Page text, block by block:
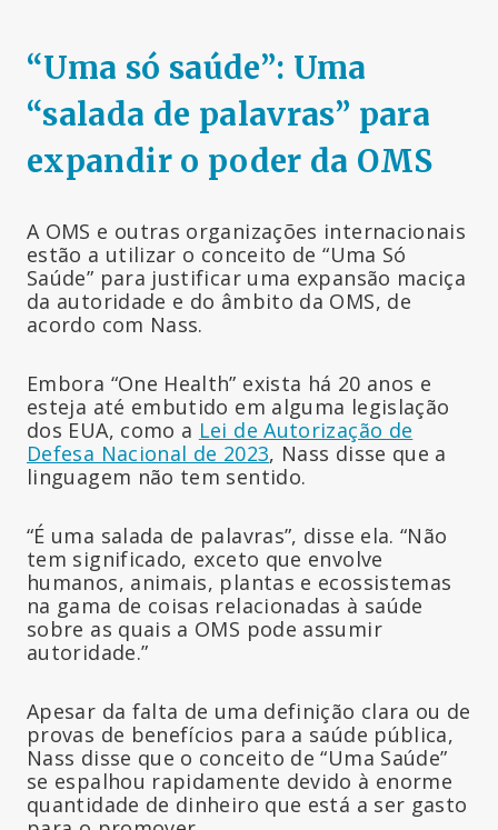
“Uma só saúde”: Uma
“salada de palavras” para
expandir o poder da OMS
A OMS e outras organizações internacionais
estão a utilizar o conceito de “Uma Só
Saúde” para justificar uma expansão maciça
da autoridade e do âmbito da OMS, de
acordo com Nass.
Embora “One Health” exista há 20 anos e
esteja até embutido em alguma legislação
dos EUA, como a Lei de Autorização de
Defesa Nacional de 2023, Nass disse que a
linguagem não tem sentido.
“É uma salada de palavras”, disse ela. “Não
tem significado, exceto que envolve
humanos, animais, plantas e ecossistemas
na gama de coisas relacionadas à saúde
sobre as quais a OMS pode assumir
autoridade.”
Apesar da falta de uma definição clara ou de
provas de benefícios para a saúde pública,
Nass disse que o conceito de “Uma Saúde”
se espalhou rapidamente devido à enorme
quantidade de dinheiro que está a ser gasto